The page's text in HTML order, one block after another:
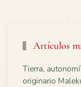
Artículos
Tierra,
originario